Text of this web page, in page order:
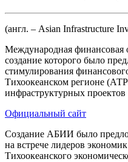
(англ. – Asian Infrastructure
Международная финансовая
создание которого было
стимулирования
Тихоокеанском регионе
инфраструктурных
Официальный сайт
Создание АБИИ было
на встрече лидеров
Тихоокеанского